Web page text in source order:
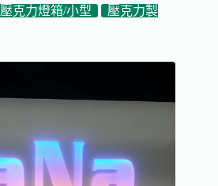
壓克力燈箱/小型
壓克力製